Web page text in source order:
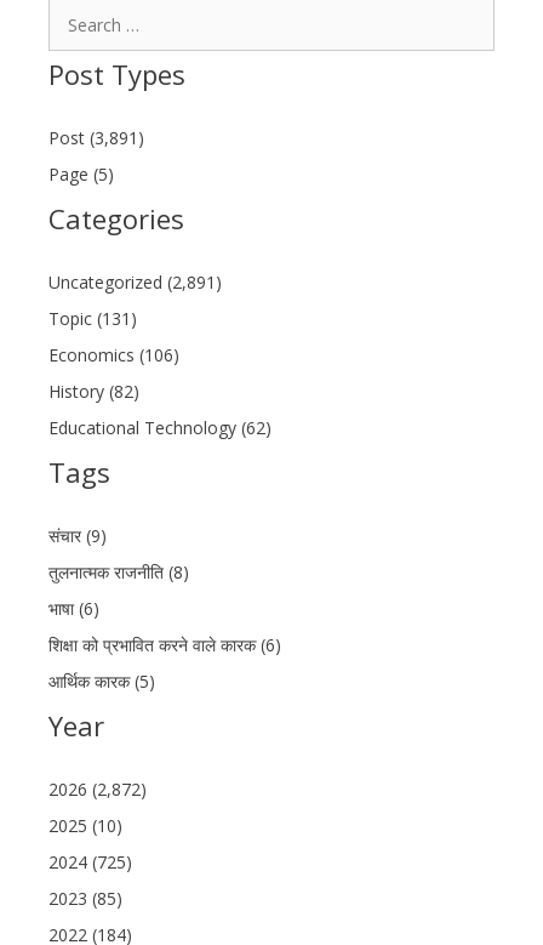
Post Types
Post (3,891)
Page (5)
Categories
Uncategorized (2,891)
Topic (131)
Economics (106)
History (82)
Educational Technology (62)
Tags
संचार (9)
तुलनात्मक राजनीति (8)
भाषा (6)
शिक्षा को प्रभावित करने वाले कारक (6)
आर्थिक कारक (5)
Year
2026 (2,872)
2025 (10)
2024 (725)
2023 (85)
2022 (184)